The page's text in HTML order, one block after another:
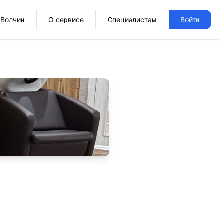
Волчин О сервисе Специалистам Войти